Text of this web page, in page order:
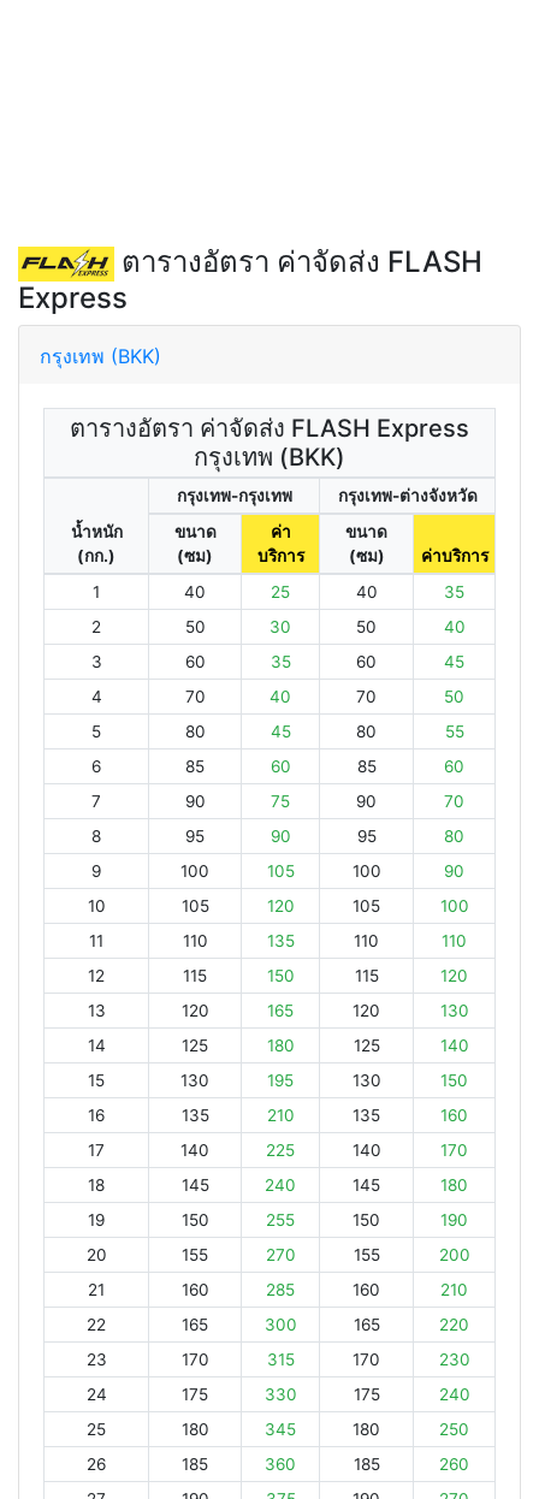
ตารางอัตรา ค่าจัดส่ง FLASH
Express
กรุงเทพ (BKK)
ตารางอัตรา ค่าจัดส่ง FLASH Express
กรุงเทพ (BKK)
น้ำหนัก
(กก.)
กรุงเทพ-กรุงเทพ
กรุงเทพ-ต่างจังหวัด
ขนาด
(ซม)
ค่า
บริการ
ขนาด
(ซม)
ค่าบริการ
1
40 25 40
35
2
50 30 50
40
3
60 35 60
45
4
70 40 70
50
5
80 45 80
55
6
85 60 85
60
7
90 75 90
70
8
95 90 95
80
9
100 105 100
90
10
105 120 105
100
11
110 135 110
110
12
115 150 115
120
13
120 165 120
130
14
125 180 125
140
15
130 195 130
150
16
135 210 135
160
17
140 225 140
170
18
145 240 145
180
19
150 255 150
190
20
155 270 155
200
21
160 285 160
210
22
165 300 165
220
23
170 315 170
230
24
175 330 175
240
25
180 345 180
250
26
185 360 185
260